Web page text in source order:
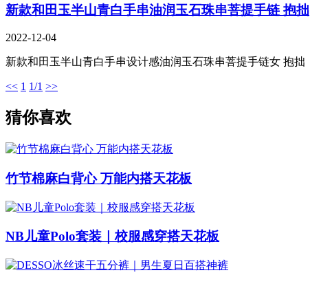
新款和田玉半山青白手串油润玉石珠串菩提手链 抱拙
2022-12-04
新款和田玉半山青白手串设计感油润玉石珠串菩提手链女 抱拙
<< 1 1/1 >>
猜你喜欢
竹节棉麻白背心 万能内搭天花板
NB儿童Polo套装｜校服感穿搭天花板